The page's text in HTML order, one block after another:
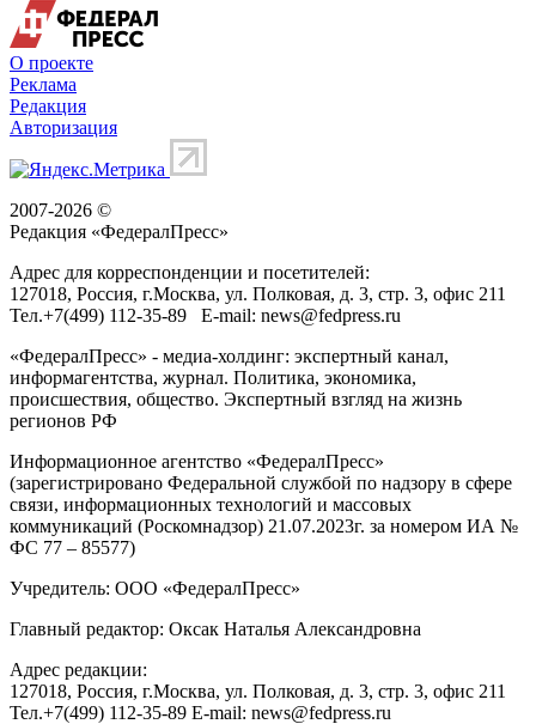
О проекте
Реклама
Редакция
Авторизация
2007-2026 ©
Редакция «ФедералПресс»
Адрес для корреспонденции и посетителей:
127018, Россия, г.Москва, ул. Полковая, д. 3, стр. 3, офис 211
Тел.+7(499) 112-35-89 E-mail: news@fedpress.ru
«ФедералПресс» - медиа-холдинг: экспертный канал,
информагентства, журнал. Политика, экономика,
происшествия, общество. Экспертный взгляд на жизнь
регионов РФ
Информационное агентство «ФедералПресс»
(зарегистрировано Федеральной службой по надзору в сфере
связи, информационных технологий и массовых
коммуникаций (Роскомнадзор) 21.07.2023г. за номером ИА №
ФС 77 – 85577)
Учредитель: ООО «ФедералПресс»
Главный редактор: Оксак Наталья Александровна
Адрес редакции:
127018, Россия, г.Москва, ул. Полковая, д. 3, стр. 3, офис 211
Тел.+7(499) 112-35-89 E-mail: news@fedpress.ru